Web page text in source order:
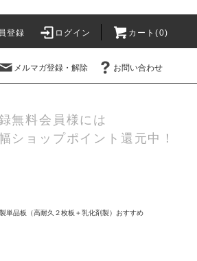
登録 ログイン カート(0)
メルマガ登録・解除 お問い合わせ
無料会員様には
ショップポイント還元中！
単品板（高耐久２枚板＋乳化剤製）おすすめ